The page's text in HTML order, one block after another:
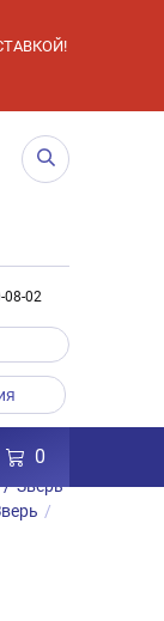
08-02
0
/ Зверь
/